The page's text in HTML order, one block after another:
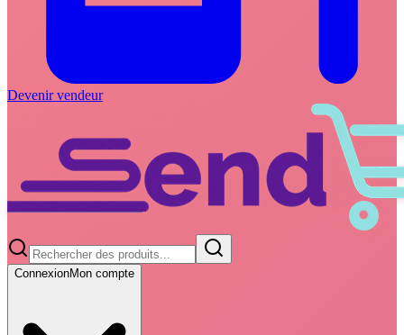
Devenir vendeur
ConnexionMon compte